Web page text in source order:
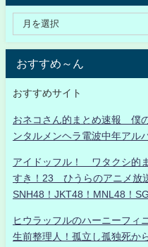
おすすめ～ん
おすすめサイト
おネコさん的まとめ速報 僕
ンタルメンヘラ電波中年アル
アイドッフル！ ワタクシ的
すき！23 ひうらのアニメ放
SNH48！JKT48！MNL48！
ヒウラッフルのハーニーフィ
生前整理人！孤立し孤独死か